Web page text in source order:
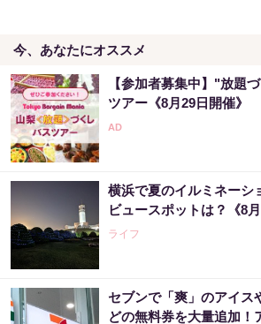
今、あなたにオススメ
【参加者募集中】"放題
ツアー《8月29日開催》
横浜で夏のイルミネーシ
ビュースポットは？《8月
ライフ
セブンで「爽」のアイス
どの無料券を大量追加！